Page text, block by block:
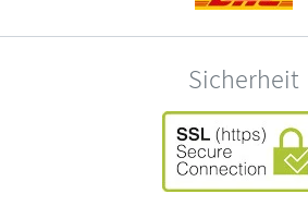
Sicherheit